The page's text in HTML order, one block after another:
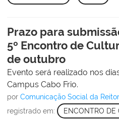
Prazo para
5º Encontro de
de outubro
Evento será realizado nos
Campus Cabo Frio.
por Comunicação Social da
registrado em: ENCONTRO DE